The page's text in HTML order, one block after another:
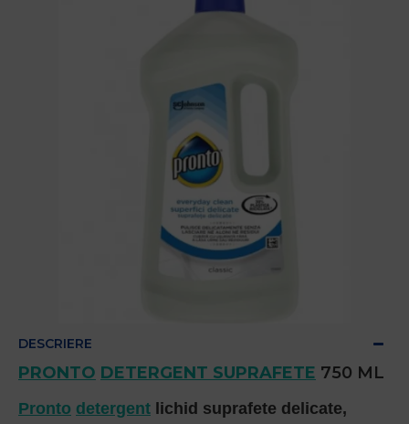
DESCRIERE
PRONTO DETERGENT SUPRAFETE 750 ML
Pronto detergent lichid suprafete delicate,